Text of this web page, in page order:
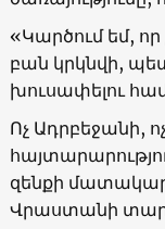
«Կարծում եմ, որ
բան կրկնվի,
խուսափելու
Ոչ Ադրբեջանի,
զենքի
Վրաստանի